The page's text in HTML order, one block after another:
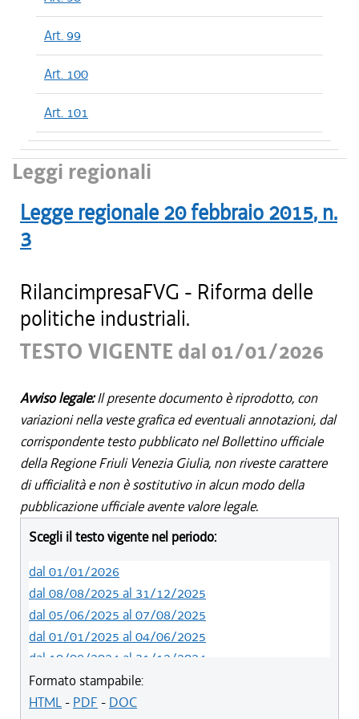
Art. 99
Art. 100
Art. 101
Leggi regionali
Legge regionale 20 febbraio 2015, n.
3
RilancimpresaFVG - Riforma delle
politiche industriali.
TESTO VIGENTE dal 01/01/2026
Avviso legale:Il presente documento è riprodotto, con
variazioni nella veste grafica ed eventuali annotazioni, dal
corrispondente testo pubblicato nel Bollettino ufficiale
della Regione Friuli Venezia Giulia, non riveste carattere
di ufficialità e non è sostitutivo in alcun modo della
pubblicazione ufficiale avente valore legale.
Scegli il testo vigente nel periodo:
dal 01/01/2026
dal 08/08/2025 al 31/12/2025
dal 05/06/2025 al 07/08/2025
dal 01/01/2025 al 04/06/2025
dal 10/08/2024 al 31/12/2024
dal 14/05/2024 al 09/08/2024
dal 11/08/2022 al 13/05/2024
Formato stampabile:
HTML- PDF - DOC